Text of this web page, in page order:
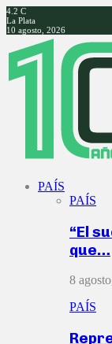
4.2 C
La Plata
10 agosto, 2026
Facebook
Twitter
Instagram
Youtube
PAÍS
PAÍS
“El
que…
8
PAÍS